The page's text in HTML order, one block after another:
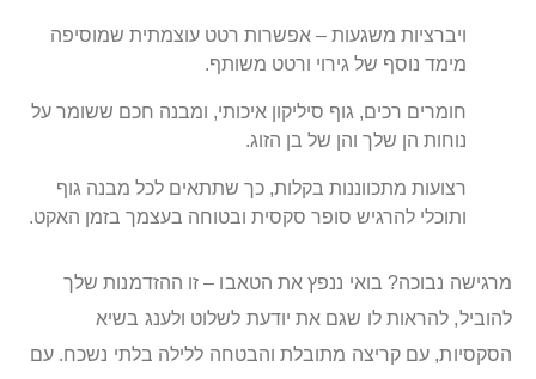
ויברציות משגעות – אפשרות רטט עוצמתית שמוסיפה
מימד נוסף של גירוי ורטט משותף.
חומרים רכים, גוף סיליקון איכותי, ומבנה חכם ששומר על
נוחות הן שלך והן של בן הזוג.
רצועות מתכווננות בקלות, כך שתתאים לכל מבנה גוף
ותוכלי להרגיש סופר סקסית ובטוחה בעצמך בזמן האקט.
מרגישה נבוכה? בואי ננפץ את הטאבו – זו ההזדמנות שלך
להוביל, להראות לו שגם את יודעת לשלוט ולענג בשיא
הסקסיות, עם קריצה מתובלת והבטחה ללילה בלתי נשכח. עם